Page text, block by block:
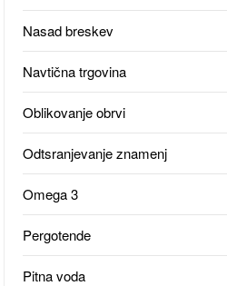
Nasad breskev
Navtična trgovina
Oblikovanje obrvi
Odtsranjevanje znamenj
Omega 3
Pergotende
Pitna voda